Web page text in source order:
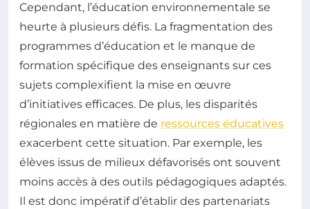
Cependant, l’éducation environnementale se
heurte à plusieurs défis. La fragmentation des
programmes d’éducation et le manque de
formation spécifique des enseignants sur ces
sujets complexifient la mise en œuvre
d’initiatives efficaces. De plus, les disparités
régionales en matière de ressources éducatives
exacerbent cette situation. Par exemple, les
élèves issus de milieux défavorisés ont souvent
moins accès à des outils pédagogiques adaptés.
Il est donc impératif d’établir des partenariats